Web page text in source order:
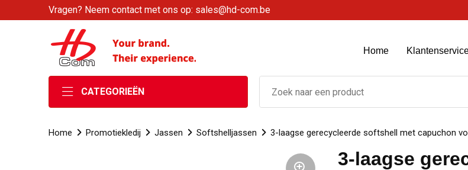
Vragen? Neem contact met ons op: sales@hd-com.be
Home
CATEGORIEËN
Home Promotiekledij Jassen Softshelljassen 3-laagse gerecycleerde softshell met capuchon
3-laagse